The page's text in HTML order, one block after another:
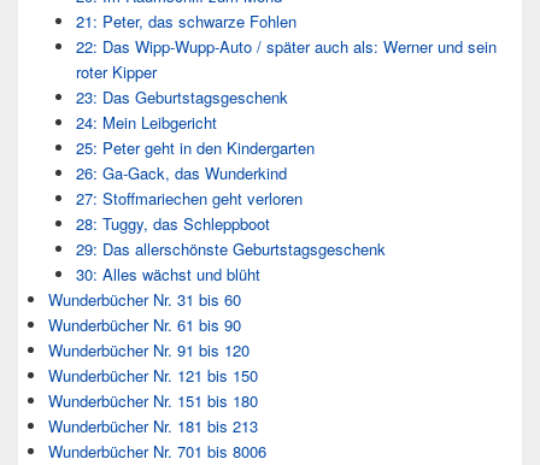
21: Peter, das schwarze Fohlen
22: Das Wipp-Wupp-Auto / später auch als: Werner und sein
roter Kipper
23: Das Geburtstagsgeschenk
24: Mein Leibgericht
25: Peter geht in den Kindergarten
26: Ga-Gack, das Wunderkind
27: Stoffmariechen geht verloren
28: Tuggy, das Schleppboot
29: Das allerschönste Geburtstagsgeschenk
30: Alles wächst und blüht
Wunderbücher Nr. 31 bis 60
Wunderbücher Nr. 61 bis 90
Wunderbücher Nr. 91 bis 120
Wunderbücher Nr. 121 bis 150
Wunderbücher Nr. 151 bis 180
Wunderbücher Nr. 181 bis 213
Wunderbücher Nr. 701 bis 8006